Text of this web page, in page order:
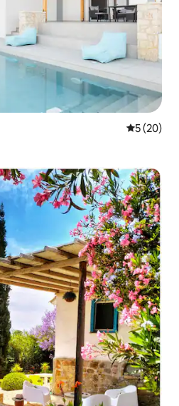
5 av 5 i
5 (20)